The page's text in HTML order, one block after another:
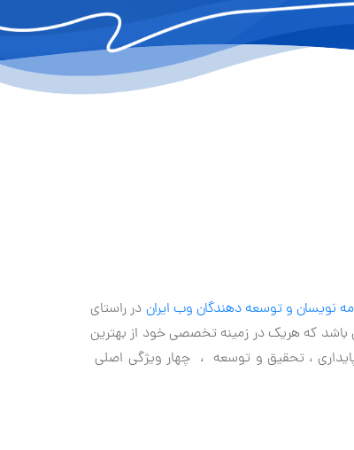
نویسان و توسعه دهندگان وب ایران در راستای
که هریک در زمینه تخصصی خود از بهترین
، تحقیق و توسعه ، چهار ویژگی اصلی